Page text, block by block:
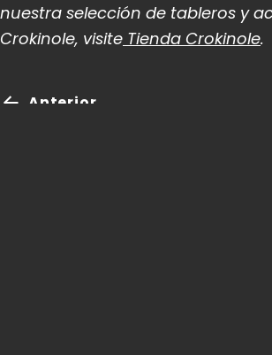
nuestra selección de tableros y
Crokinole, visite Tienda Crokinole.
Anterior